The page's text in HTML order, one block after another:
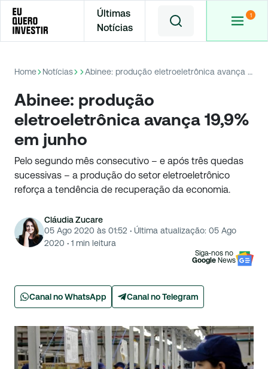
Últimas
Notícias
Home Notícias Abinee: produção eletroeletrônica avança 19,9% em junho
Abinee: produção
eletroeletrônica avança 19,9%
em junho
Pelo segundo mês consecutivo – e após três quedas
sucessivas – a produção do setor eletroeletrônico
reforça a tendência de recuperação da economia.
Cláudia Zucare
05 Ago 2020 às 01:52 · Última atualização: 05 Ago
2020 · 1 min leitura
Siga-nos no
Google News
Canal no WhatsApp Canal no Telegram